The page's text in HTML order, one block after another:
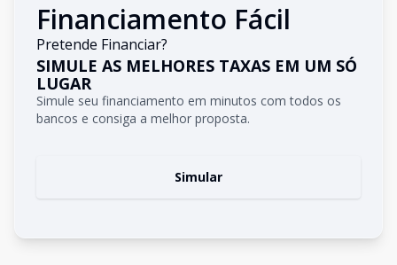
Financiamento Fácil
Pretende Financiar?
SIMULE AS MELHORES TAXAS EM UM SÓ
LUGAR
Simule seu financiamento em minutos com todos os
bancos e consiga a melhor proposta.
Simular